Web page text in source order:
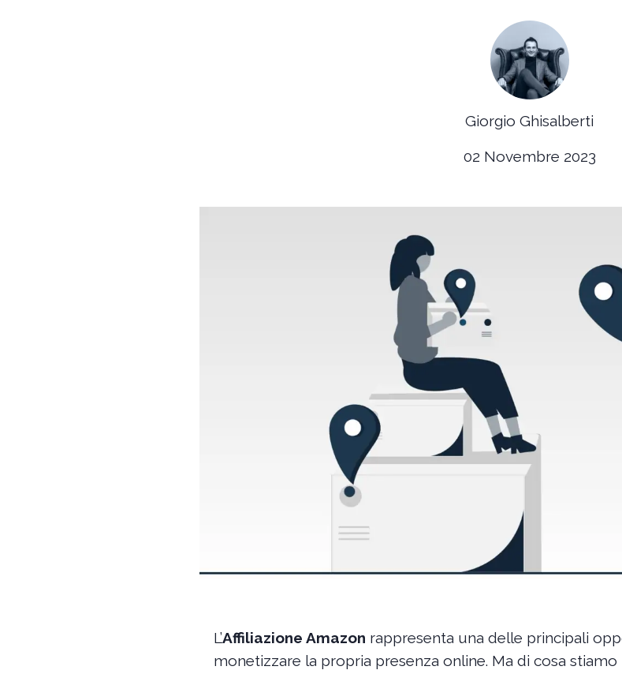
Giorgio Ghisalberti
02 Novembre 2023
L’Affiliazione Amazon rappresenta una delle principali
monetizzare la propria presenza online. Ma di cosa